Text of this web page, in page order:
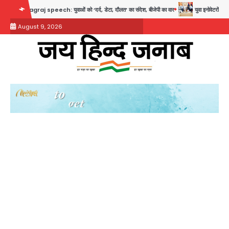
content
speech: युवाओं को ‘दर्द, डेटा, दौलत’ का संदेश, बीजेपी का वार युवा इनोवेटरों की सोच से
August 9, 2026